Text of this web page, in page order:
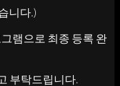
니다.)
램으로 최종 등록 완
부탁드립니다.